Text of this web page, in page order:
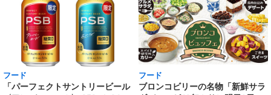
フード
「パーフェクトサントリービール
フード
ブロンコビリーの名物「新鮮サラ